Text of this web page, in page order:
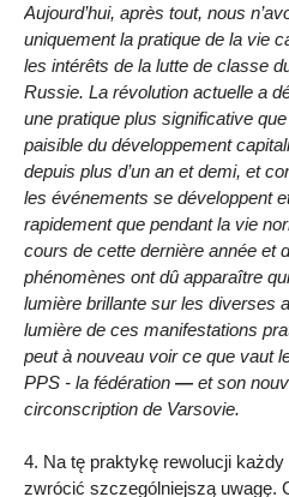
Aujourd’hui, après tout, nous
uniquement la pratique de la vie
les intérêts de la lutte de classe
Russie. La révolution actuelle a
une pratique plus significative
paisible du développement
depuis plus d’un an et demi, et
les événements se développent
rapidement que pendant la vie
cours de cette dernière année et
phénomènes ont dû apparaître
lumière brillante sur les diverses
lumière de ces manifestations
peut à nouveau voir ce que vaut
PPS - la fédération — et son
circonscription de Varsovie.
4. Na tę praktykę rewolucji
zwrócić szczególniejszą uwagę.